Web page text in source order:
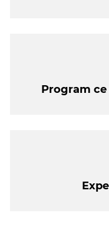
Program ce